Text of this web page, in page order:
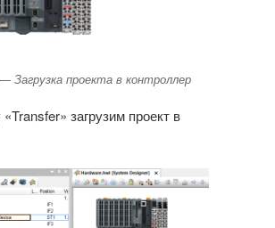
Загрузка проекта в контроллер
загрузим проект в